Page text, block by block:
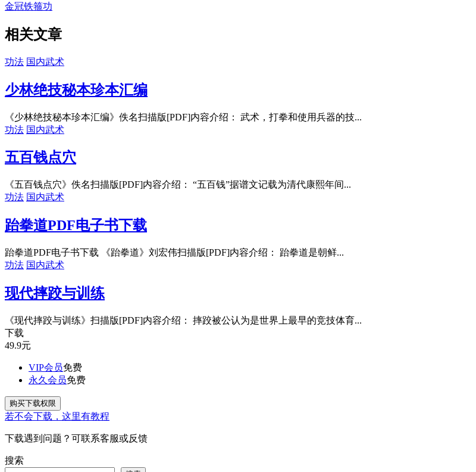
金冠铁箍功
相关文章
功法 国内武术
少林绝技秘本珍本汇编
《少林绝技秘本珍本汇编》佚名扫描版[PDF]内容介绍： 武术，打拳和使用兵器的技...
功法 国内武术
五百钱点穴
《五百钱点穴》佚名扫描版[PDF]内容介绍： “五百钱”据谱文记载为清代康熙年间...
功法 国内武术
跆拳道PDF电子书下载
跆拳道PDF电子书下载 《跆拳道》刘宏伟扫描版[PDF]内容介绍： 跆拳道是朝鲜...
功法 国内武术
现代摔跤与训练
《现代摔跤与训练》扫描版[PDF]内容介绍： 摔跤被公认为是世界上最早的竞技体育...
下载
49.9元
VIP会员免费
永久会员免费
购买下载权限
若不会下载，这里有教程
下载遇到问题？可联系客服或反馈
搜索